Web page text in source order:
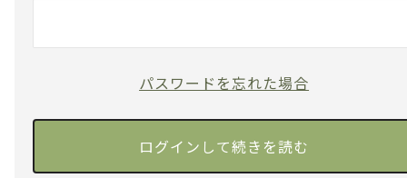
パスワードを忘れた場合